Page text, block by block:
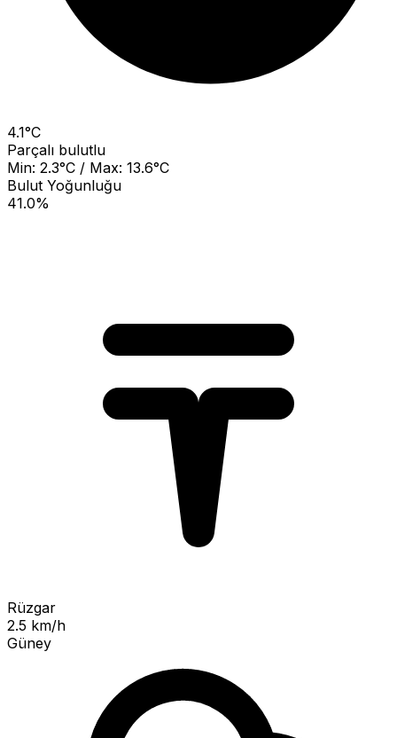
4.1°C
Parçalı bulutlu
Min: 2.3°C / Max: 13.6°C
Bulut Yoğunluğu
41.0%
Rüzgar
2.5 km/h
Güney